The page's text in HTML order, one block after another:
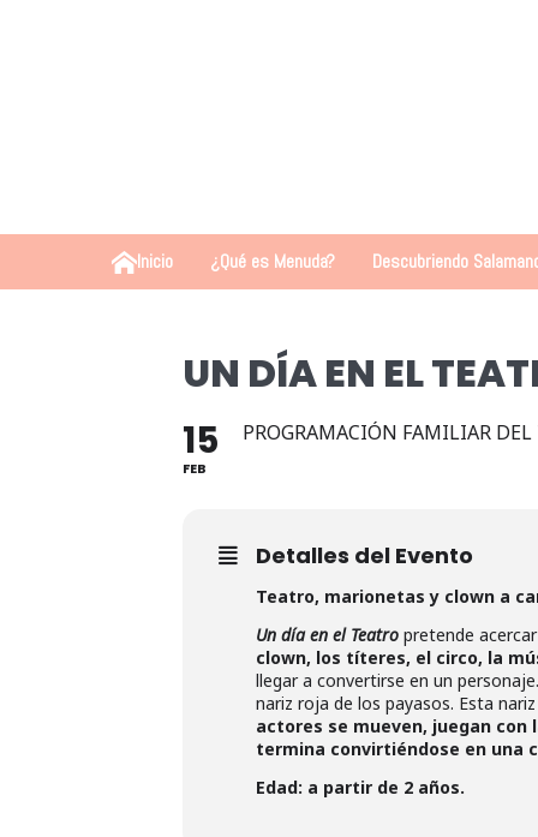
Inicio ¿Qué es Menuda? Descubriendo
UN DÍA EN EL
15
FEB
PROGRAMACIÓN FAMILIAR DEL
Detalles del Evento
Teatro, marionetas y clown a
Un día en el Teatro pretende
clown, los títeres, el circo, la
llegar a convertirse en un
nariz roja de los payasos. Esta
actores se mueven, juegan
termina convirtiéndose en una
Edad: a partir de 2 años.